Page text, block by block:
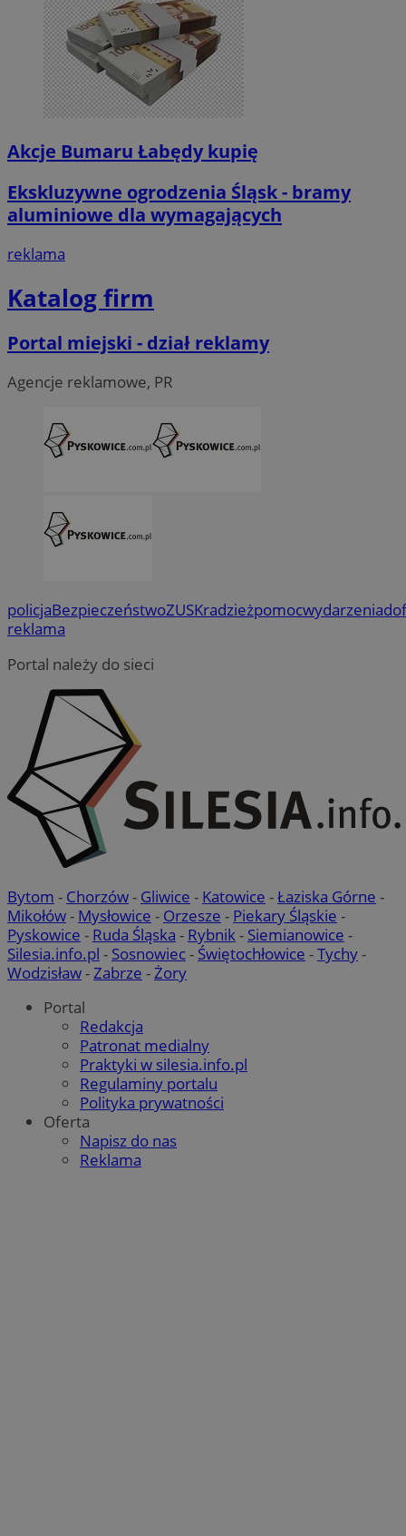
Akcje Bumaru Łabędy kupię
Ekskluzywne ogrodzenia Śląsk - bramy
aluminiowe dla wymagających
reklama
Katalog firm
Portal miejski - dział reklamy
Agencje reklamowe, PR
policjaBezpieczeństwoZUSKradzieżpomocwydarzenia
reklama
Portal należy do sieci
Bytom - Chorzów- Gliwice - Katowice -Łaziska Górne -
Mikołów- Mysłowice - Orzesze - Piekary Śląskie -
Pyskowice - Ruda Śląska - Rybnik- Siemianowice -
Silesia.info.pl - Sosnowiec- Świętochłowice -Tychy-
Wodzisław-Zabrze -Żory
Portal
Redakcja
Patronat medialny
Praktyki w silesia.info.pl
Regulaminy portalu
Polityka prywatności
Oferta
Napisz do nas
Reklama